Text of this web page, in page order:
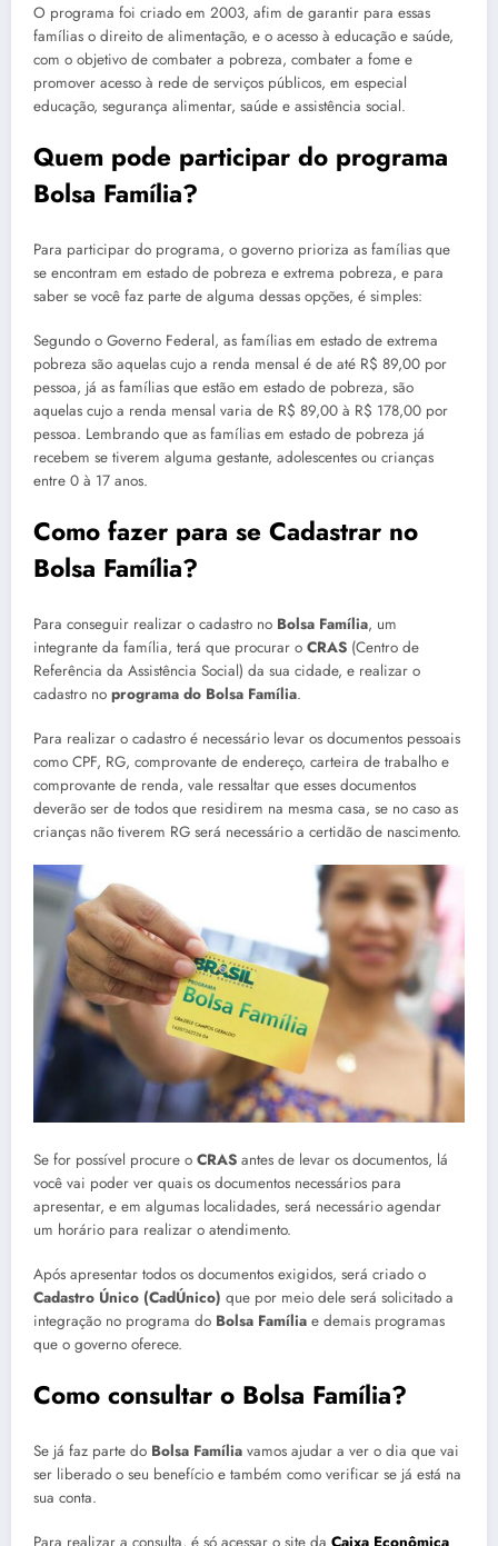
O programa foi criado em 2003, afim de garantir para essas
famílias o direito de alimentação, e o acesso à educação e saúde,
com o objetivo de combater a pobreza, combater a fome e
promover acesso à rede de serviços públicos, em especial
educação, segurança alimentar, saúde e assistência social.
Quem pode participar do programa
Bolsa Família?
Para participar do programa, o governo prioriza as famílias que
se encontram em estado de pobreza e extrema pobreza, e para
saber se você faz parte de alguma dessas opções, é simples:
Segundo o Governo Federal, as famílias em estado de extrema
pobreza são aquelas cujo a renda mensal é de até R$ 89,00 por
pessoa, já as famílias que estão em estado de pobreza, são
aquelas cujo a renda mensal varia de R$ 89,00 à R$ 178,00 por
pessoa. Lembrando que as famílias em estado de pobreza já
recebem se tiverem alguma gestante, adolescentes ou crianças
entre 0 à 17 anos.
Como fazer para se Cadastrar no
Bolsa Família?
Para conseguir realizar o cadastro no Bolsa Família, um
integrante da família, terá que procurar o CRAS (Centro de
Referência da Assistência Social) da sua cidade, e realizar o
cadastro no programa do Bolsa Família.
Para realizar o cadastro é necessário levar os documentos pessoais
como CPF, RG, comprovante de endereço, carteira de trabalho e
comprovante de renda, vale ressaltar que esses documentos
deverão ser de todos que residirem na mesma casa, se no caso as
crianças não tiverem RG será necessário a certidão de nascimento.
Se for possível procure o CRAS antes de levar os documentos, lá
você vai poder ver quais os documentos necessários para
apresentar, e em algumas localidades, será necessário agendar
um horário para realizar o atendimento.
Após apresentar todos os documentos exigidos, será criado o
Cadastro Único (CadÚnico) que por meio dele será solicitado a
integração no programa do Bolsa Família e demais programas
que o governo oferece.
Como consultar o Bolsa Família?
Se já faz parte do Bolsa Família vamos ajudar a ver o dia que vai
ser liberado o seu benefício e também como verificar se já está na
sua conta.